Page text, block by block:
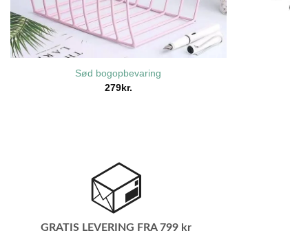
Sød bogopbevaring
279kr.
GRATIS LEVERING FRA 799 kr